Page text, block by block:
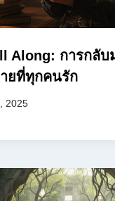
Along: การกลับ
ยที่ทุกคนรัก
2025